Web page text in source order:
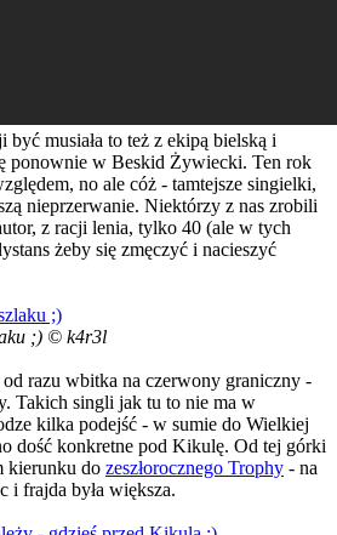
musiała to też z ekipą bielską i
ponownie w Beskid Żywiecki. Ten rok
no ale cóż - tamtejsze singielki,
nieprzerwanie. Niektórzy z nas zrobili
z racji lenia, tylko 40 (ale w tych
żeby się zmęczyć i nacieszyć
;) © k4r3l
razu wbitka na czerwony graniczny -
Takich singli jak tu to nie ma w
kilka podejść - w sumie do Wielkiej
dość konkretne pod Kikulę. Od tej górki
kierunku do zeszłorocznego Trophy - na
i frajda była większa.